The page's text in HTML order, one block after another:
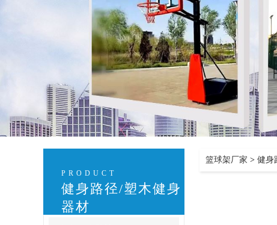
PRODUCT
健身路径/塑木健身
器材
篮球架厂家 > 健身